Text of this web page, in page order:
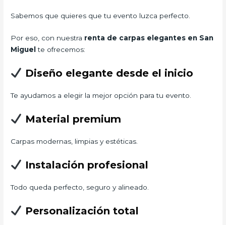
Sabemos que quieres que tu evento luzca perfecto.
Por eso, con nuestra renta de carpas elegantes en San
Miguelte ofrecemos:
Diseño elegante desde el inicio
Te ayudamos a elegir la mejor opción para tu evento.
Material premium
Carpas modernas, limpias y estéticas.
Instalación profesional
Todo queda perfecto, seguro y alineado.
Personalización total